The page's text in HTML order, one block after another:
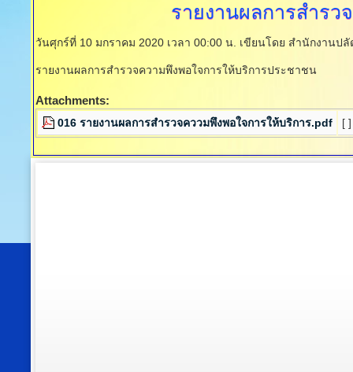
รายงานผลการสำร
วันศุกร์ที่ 10 มกราคม 2020 เวลา 00:00 น. เขียนโดย สำนักงานปลั
รายงานผลการสำรวจความพึงพอใจการให้บริการประชาชน
Attachments:
016 รายงานผลการสำรวจคววมพึงพอใจการให้บริการ.pdf [ ]